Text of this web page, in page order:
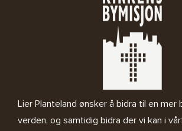
Lier Planteland ønsker å bidra til en
verden, og samtidig bidra der vi kan i